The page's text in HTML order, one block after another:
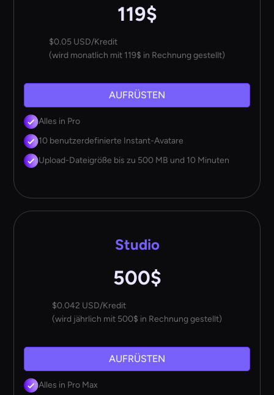
119$
$0.05 USD/Kredit
(wird monatlich mit 119$ in Rechnung gestellt)
AUFRÜSTEN
Alles in Pro
10 benutzerdefinierte Instant-Avatare
Upload-Dateigröße bis zu 500 MB und 10 Minuten
Studio
500$
$0.042 USD/Kredit
(wird jährlich mit 500$ in Rechnung gestellt)
AUFRÜSTEN
Alles in Pro Max